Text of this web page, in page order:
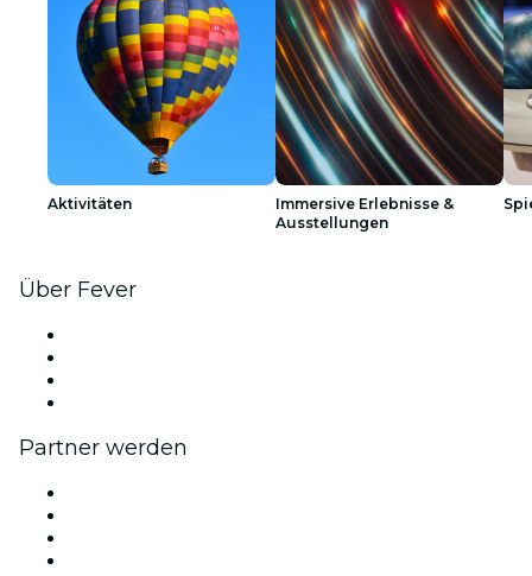
Aktivitäten
Immersive Erlebnisse &
Ausstellungen
Über Fever
Partner werden